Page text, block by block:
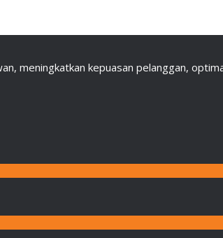
meningkatkan kepuasan pelanggan,